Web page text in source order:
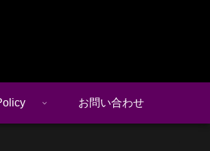
お問い合わせ